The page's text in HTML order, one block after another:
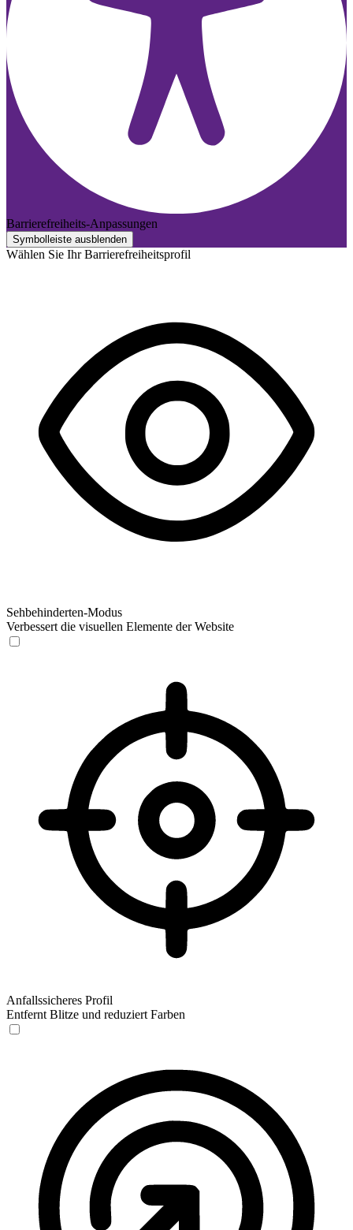
Barrierefreiheits-Anpassungen
Symbolleiste ausblenden
Wählen Sie Ihr Barrierefreiheitsprofil
Sehbehinderten-Modus
Verbessert die visuellen Elemente der Website
Anfallssicheres Profil
Entfernt Blitze und reduziert Farben